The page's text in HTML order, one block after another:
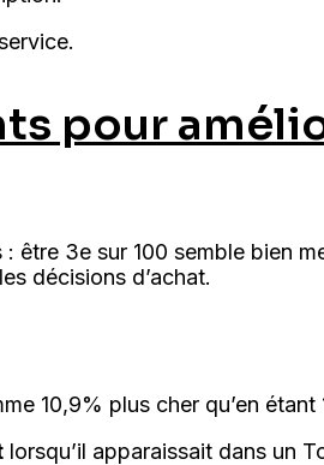
pour
3e sur 100 semble bien
décisions d’achat.
10,9% plus cher qu’en étant
lorsqu’il apparaissait dans un